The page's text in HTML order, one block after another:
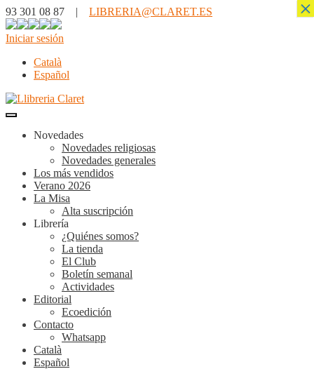
93 301 08 87 | LIBRERIA@CLARET.ES
Iniciar sesión
Català
Español
Novedades
Novedades religiosas
Novedades generales
Los más vendidos
Verano 2026
La Misa
Alta suscripción
Librería
¿Quiénes somos?
La tienda
El Club
Boletín semanal
Actividades
Editorial
Ecoedición
Contacto
Whatsapp
Català
Español
×